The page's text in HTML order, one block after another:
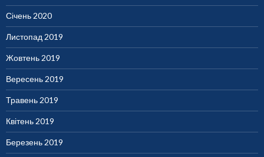
Січень 2020
Листопад 2019
Жовтень 2019
Вересень 2019
Травень 2019
Квітень 2019
Березень 2019